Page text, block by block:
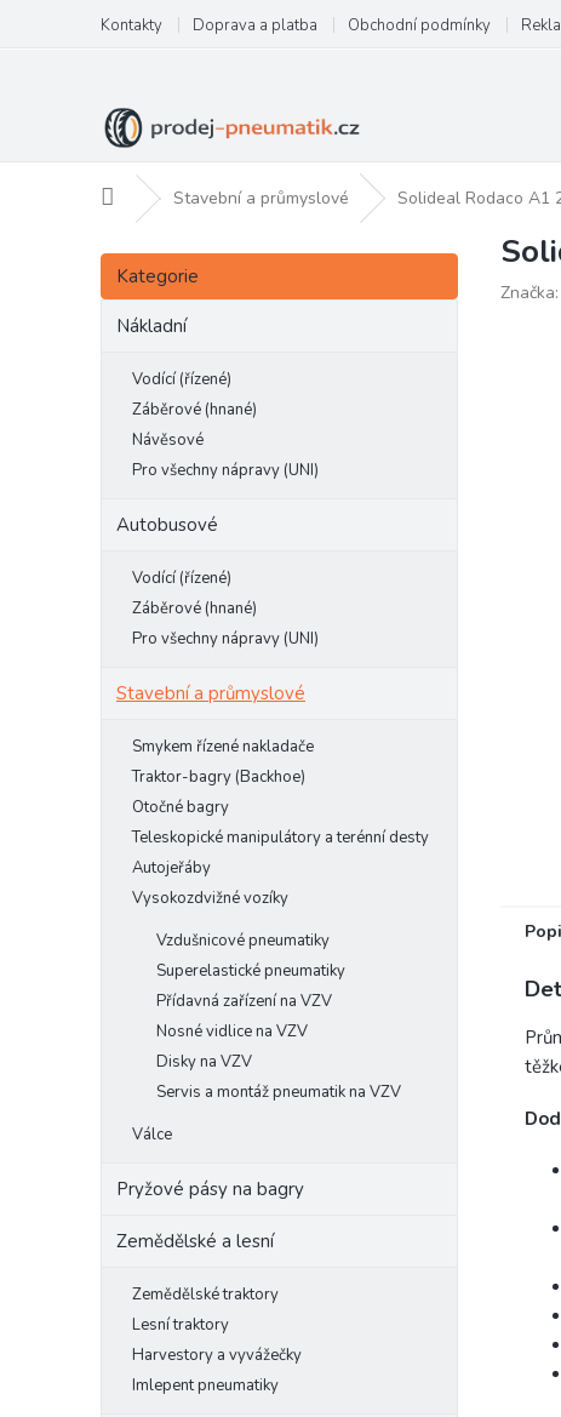
obsah
Kontakty Doprava a platba Obchodní podmínky
Domů Stavební a průmyslové Solideal Rodaco A1
P
s
Přeskočit
kategorie
Kategorie
Nákladní
Vodící (řízené)
Záběrové (hnané)
Návěsové
Pro všechny nápravy (UNI)
Autobusové
Vodící (řízené)
Záběrové (hnané)
Pro všechny nápravy (UNI)
Stavební a průmyslové
Smykem řízené nakladače
Traktor-bagry (Backhoe)
Otočné bagry
Teleskopické manipulátory a terénní desty
Autojeřáby
Vysokozdvižné vozíky
Vzdušnicové pneumatiky
Superelastické pneumatiky
Přídavná zařízení na VZV
Nosné vidlice na VZV
Disky na VZV
Servis a montáž pneumatik na VZV
Válce
Pryžové pásy na bagry
Zemědělské a lesní
Zemědělské traktory
Lesní traktory
Harvestory a vyvážečky
Imlepent pneumatiky
Značka: